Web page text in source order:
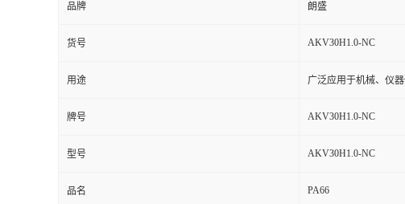
品牌 朗盛
货号 AKV30H1.0-NC
用途 广泛应用于机械、仪
牌号 AKV30H1.0-NC
型号 AKV30H1.0-NC
品名 PA66